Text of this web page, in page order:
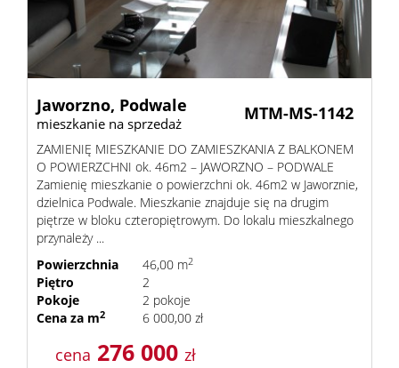
Jaworzno, Podwale
mieszkanie na sprzedaż MTM-MS-1142
ZAMIENIĘ MIESZKANIE DO ZAMIESZKANIA Z BALKONEM
O POWIERZCHNI ok. 46m2 – JAWORZNO – PODWALE
Zamienię mieszkanie o powierzchni ok. 46m2 w Jaworznie,
dzielnica Podwale. Mieszkanie znajduje się na drugim
piętrze w bloku czteropiętrowym. Do lokalu mieszkalnego
przynależy ...
Powierzchnia
46,00 m2
Piętro
2
Pokoje
2 pokoje
Cena za m2 6 000,00 zł
cena 276 000 zł